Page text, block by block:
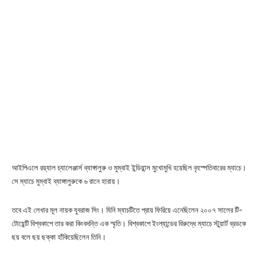
আইপিএলে রয়্যাল চ্যালেঞ্জার্স ব্যাঙ্গালুরু ও মুম্বাই ইন্ডিয়ান্স মুখোমুখি হয়েছিল বৃহস্পতিবারের ম্যাচে।
সে ম্যাচে মুম্বাই ব্যাঙ্গালুরুকে ৬ রানে হারায়।
তবে এই লেখার মূল নায়ক যুবরাজ সিং। যিনি ম্যাচটিতে প্রায় ফিরিয়ে এনেছিলেন ২০০৭ সালের টি-
টোয়েন্টি বিশ্বকাপে তার করা কিংবদন্তি এক স্মৃতি। বিশ্বকাপে ইংল্যান্ডের বিরুদ্ধে ম্যাচে স্টুয়ার্ট ব্রডকে
ছয় বলে ছয় ছক্কা হাঁকিয়েছিলেন তিনি।